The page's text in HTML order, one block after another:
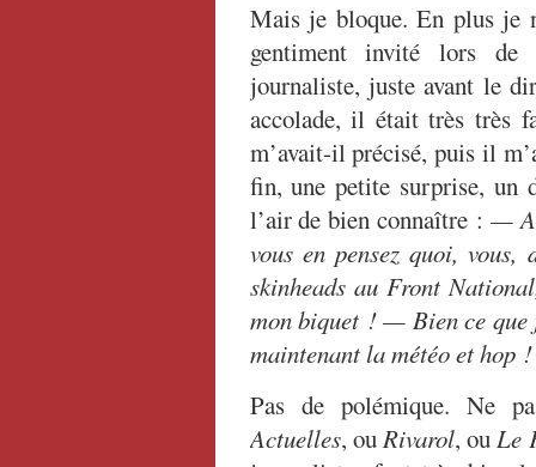
Mais je bloque. En plus je
gentiment invité lors de
journaliste, juste avant le
accolade, il était très très
m’avait-il précisé, puis il
fin, une petite surprise, un
l’air de bien connaître : —
vous en pensez quoi,
skinheads au Front
mon biquet ! — Bien ce que
maintenant la météo et hop
Pas de polémique. Ne
Actuelles, ouRivarol, ouLe